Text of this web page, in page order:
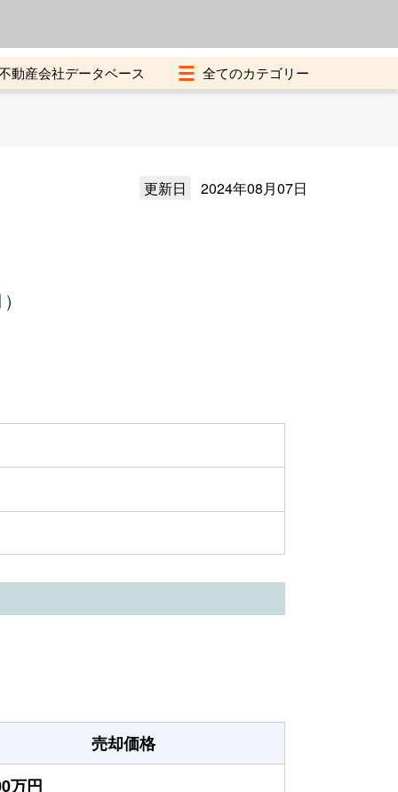
動産会社データベース
更新日 2024年08月07日
売却価格
万円